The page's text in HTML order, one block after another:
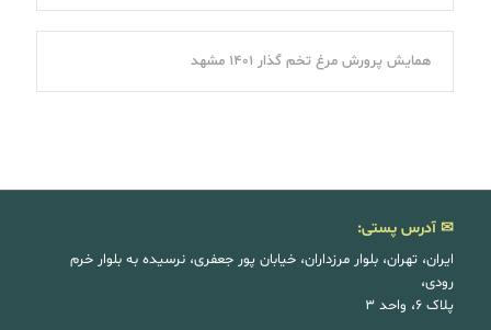
همایش پرورش مرغ تخم گذار ۱۴۰۱ مشهد
✉ آدرس پستی:
ایران، تهران، بلوار مرزداران، خیابان پور جعفری، نرسیده به بلوار خرم
رودی،
پلاک ۶، واحد ۳